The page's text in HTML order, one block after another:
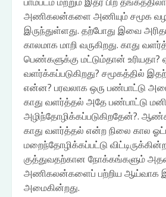
அணிகலன்களை அணியும் சமூக
இருந்துள்ளது. தற்போது இவை
காலமாக மாறி வருகிறது. காது
பெண்களுக்கு மட்டும்தான் உரியதா?
வளர்க்கப்படுகிறது? சமூகத்தில்
என்ன? பரவலாக ஒரு பண்பாட்டு
காது வளர்த்தல் அதே பண்பாட்டு
அழிந்தோழிக்கப்படுகிறதேன்?.
காது வளர்த்தல் என்ற நிலை கால
மறைந்தோழிக்கப்பட்டு
குத்துவதற்கான நோக்கங்களும்
அணிகலன்களைப் பற்றிய ஆய்வாக
அமைகின்றது.